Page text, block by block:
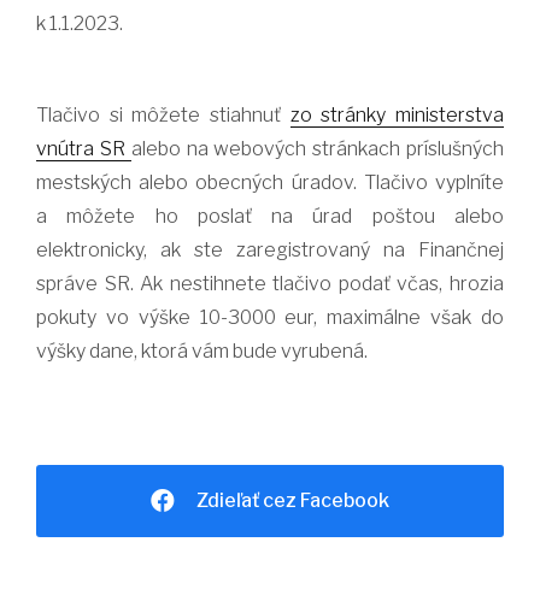
k 1.1.2023.
Tlačivo si môžete stiahnuť zo stránky ministerstva
vnútra SR alebo na webových stránkach príslušných
mestských alebo obecných úradov. Tlačivo vyplníte
a môžete ho poslať na úrad poštou alebo
elektronicky, ak ste zaregistrovaný na Finančnej
správe SR. Ak nestihnete tlačivo podať včas, hrozia
pokuty vo výške 10-3000 eur, maximálne však do
výšky dane, ktorá vám bude vyrubená.
Zdieľať cez Facebook